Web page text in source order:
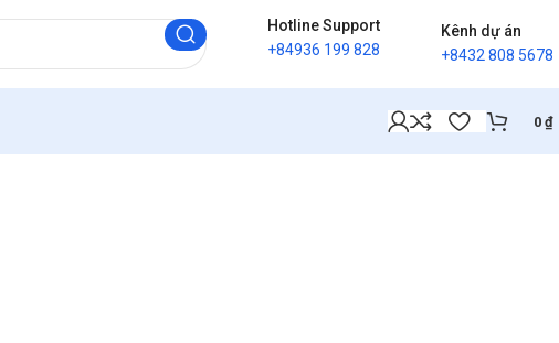
Hotline Support
+84936 199 828
Kênh dự án
+8432 808 5678
0 ₫